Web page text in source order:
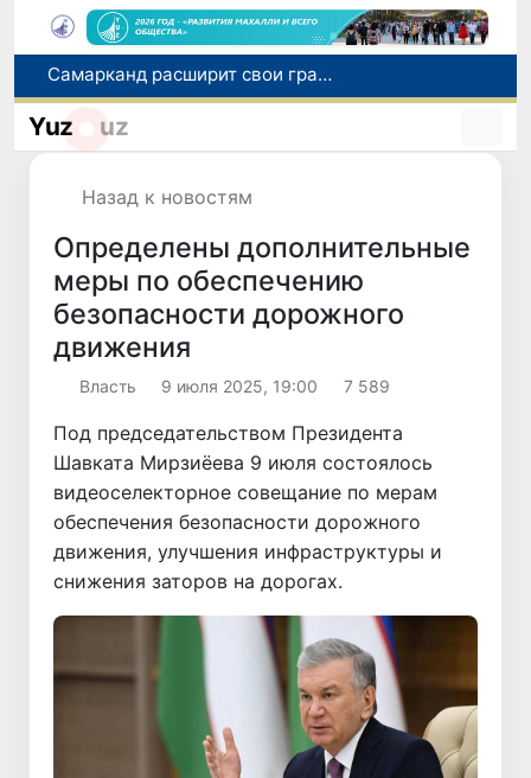
С 1 сентября пассажиры должны будут оплачивать проезд сразу при посадке в автобус
В Сурхандарье пресечена деятельность подпольной группы, планировавшей теракты и выезд в Сирию
Yuz uz
Назад к новостям
Определены дополнительные
меры по обеспечению
безопасности дорожного
движения
Власть 9 июля 2025, 19:00 7 589
Под председательством Президента
Шавката Мирзиёева 9 июля состоялось
видеоселекторное совещание по мерам
обеспечения безопасности дорожного
движения, улучшения инфраструктуры и
снижения заторов на дорогах.